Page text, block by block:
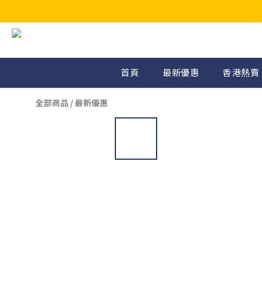
首頁 最新優惠 香港熱賣
全部商品 /最新優惠